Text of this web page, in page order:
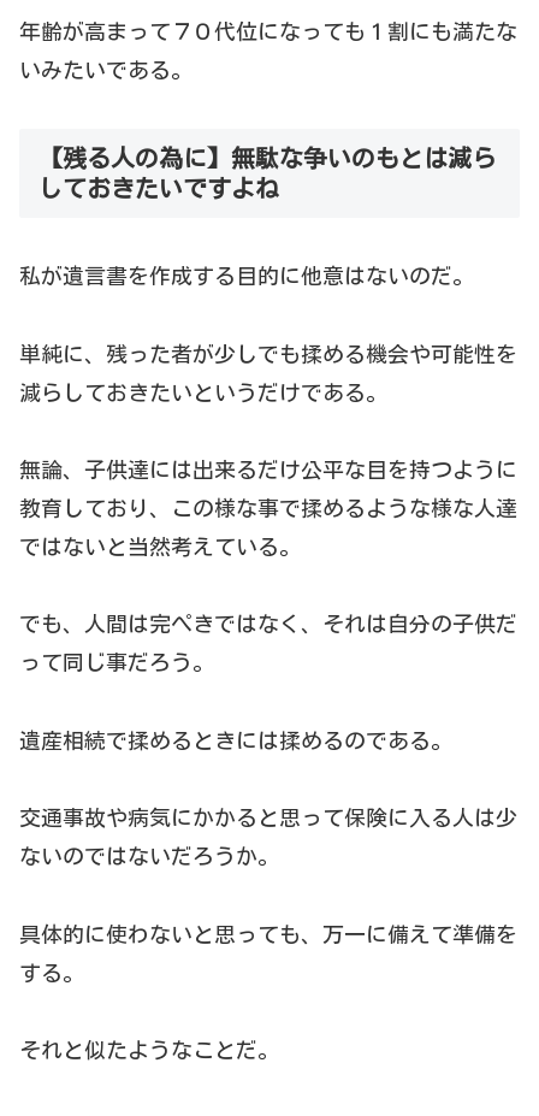
年齢が高まって７０代位になっても１割にも満たな
いみたいである。
【残る人の為に】無駄な争いのもとは減ら
しておきたいですよね
私が遺言書を作成する目的に他意はないのだ。
単純に、残った者が少しでも揉める機会や可能性を
減らしておきたいというだけである。
無論、子供達には出来るだけ公平な目を持つように
教育しており、この様な事で揉めるような様な人達
ではないと当然考えている。
でも、人間は完ぺきではなく、それは自分の子供だ
って同じ事だろう。
遺産相続で揉めるときには揉めるのである。
交通事故や病気にかかると思って保険に入る人は少
ないのではないだろうか。
具体的に使わないと思っても、万一に備えて準備を
する。
それと似たようなことだ。